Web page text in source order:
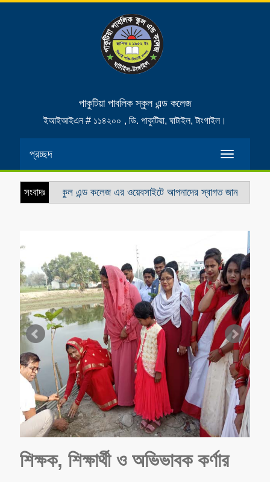
পাকুটিয়া পাবলিক স্কুল এন্ড কলেজ
ইআইআইএন # ১১৪২০০ , ডি. পাকুটিয়া, ঘাটাইল, টাংগাইল।
Toggle
প্রচ্ছদ
সংবাদঃ
পাবলিক স্কুল এন্ড কলেজ এর ওয়েবসাইটে আপনাদের স্বাগত জানাচ্ছি
শিক্ষক, শিক্ষার্থী ও অভিভাবক কর্ণার